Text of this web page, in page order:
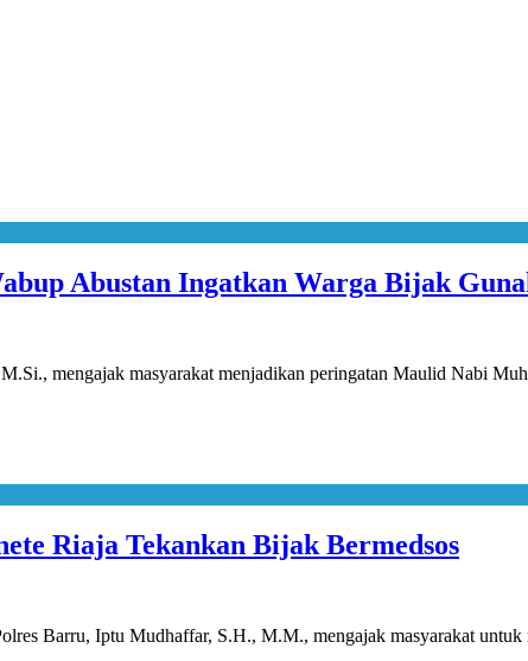
Abustan Ingatkan Warga Bijak
mengajak masyarakat menjadikan peringatan Maulid Nabi
Riaja Tekankan Bijak Bermedsos
Barru, Iptu Mudhaffar, S.H., M.M., mengajak masyarakat